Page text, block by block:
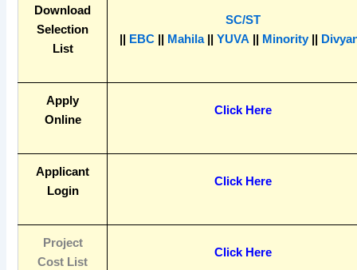
Download
Selection
List
SC/ST
EBC Mahila||YUVA Minority||
Apply
Online
Click Here
Applicant
Login
Click Here
Project
Cost List
Click Here